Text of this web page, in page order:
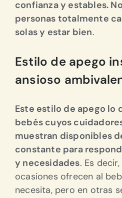
confianza y estables.
personas totalmente
solas y estar bien.
Estilo de apego
ansioso
Este estilo de apego lo
bebés cuyos
muestran disponibles
constante para
y necesidades. Es
ocasiones ofrecen al
necesita, pero en otras